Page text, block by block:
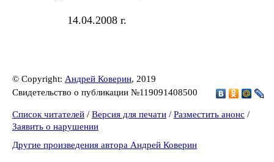
14.04.2008 г.
© Copyright: Андрей Коверин, 2019
Свидетельство о публикации №119091408500
Список читателей / Версия для печати / Разместить анонс /
Заявить о нарушении
Другие произведения автора Андрей Коверин